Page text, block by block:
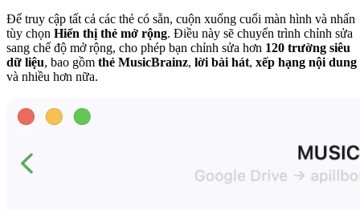
Để truy cập tất cả các thẻ có sẵn, cuộn xuống cuối màn hình và nhấn
tùy chọn Hiển thị thẻ mở rộng. Điều này sẽ chuyển trình chỉnh sửa
sang chế độ mở rộng, cho phép bạn chỉnh sửa hơn 120 trường siêu
dữ liệu, bao gồm thẻ MusicBrainz, lời bài hát, xếp hạng nội dung
và nhiều hơn nữa.